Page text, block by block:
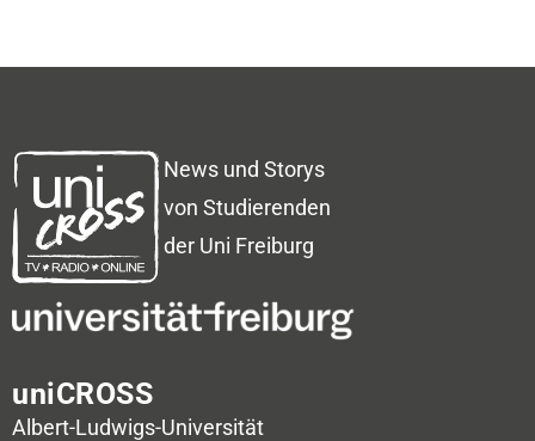
News und Storys
von Studierenden
der Uni Freiburg
uniCROSS
Albert-Ludwigs-Universität